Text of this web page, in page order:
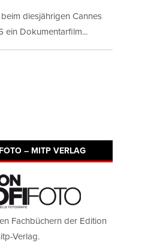
diesjährigen Cannes
ein Dokumentarfilm...
– MITP VERLAG
Fachbüchern der Edition
Verlag.